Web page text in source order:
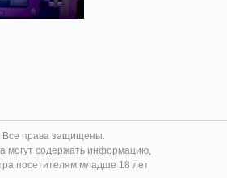
Все права защищены.
могут содержать информацию,
посетителям младше 18 лет